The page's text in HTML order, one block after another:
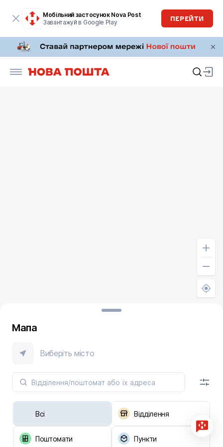
Мобільний застосунок Nova Post
Завантажуй в Google Play
ПЕРЕЙТИ
Мапа
Виберіть місто
Всі Відділення
Поштомати Пункти